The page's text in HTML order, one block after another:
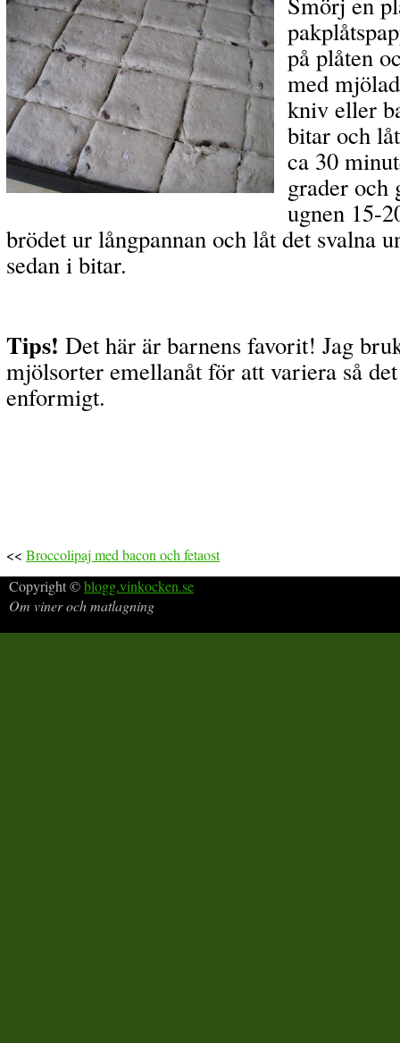
på plåten
med
kniv eller
bitar och
ca 30
grader och
ugnen 15-
brödet ur långpannan och låt det svalna
sedan i bitar.
Tips! Det här är barnens favorit! Jag
mjölsorter emellanåt för att variera så
enformigt.
<< Broccolipaj med bacon och fetaost
Copyright ©blogg.vinkocken.se
Om viner och matlagning